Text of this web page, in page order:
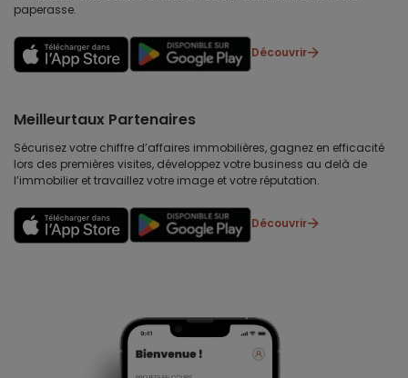
paperasse.
Découvrir
Meilleurtaux Partenaires
Sécurisez votre chiffre d’affaires immobilières, gagnez en efficacité
lors des premières visites, développez votre business au delà de
l’immobilier et travaillez votre image et votre réputation.
Découvrir